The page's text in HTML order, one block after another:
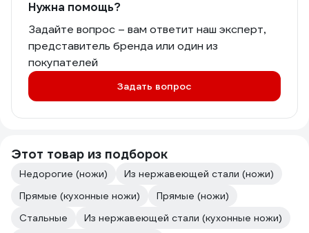
Нужна помощь?
Задайте вопрос – вам ответит наш эксперт,
представитель бренда или один из
покупателей
Задать вопрос
Этот товар из подборок
Недорогие (ножи)
Из нержавеющей стали (ножи)
Прямые (кухонные ножи)
Прямые (ножи)
Стальные
Из нержавеющей стали (кухонные ножи)